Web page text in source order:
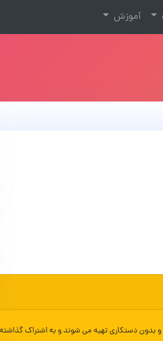
آموزش
و بدون دستکاری تهیه می شوند و به اشتراک گذاشته